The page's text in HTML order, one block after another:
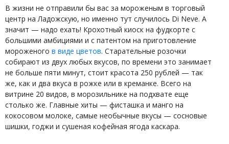
В жизни не отправили бы вас за мороженым в торговый
центр на Ладожскую, но именно тут случилось Di Neve. А
значит — надо ехать! Крохотный киоск на фудкорте с
большими амбициями и с патентом на приготовление
мороженого в виде цветов. Старательные розочки
собирают из двух любых вкусов, по времени это занимает
не больше пяти минут, стоит красота 250 рублей — так
же, как и два вкуса в рожке или в креманке. Всего на
витрине 20 видов, в морозильнике на подхвате еще
столько же. Главные хиты — фисташка и манго на
кокосовом молоке, самые необычные вкусы — сосновые
шишки, годжи и сушеная кофейная ягода каскара.